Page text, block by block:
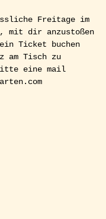
Freitage im
mit dir anzustoßen
Ticket buchen
am Tisch zu
eine mail